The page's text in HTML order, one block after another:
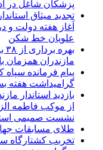
پزشکان شاغل در
تجدید میثاق
آغاز هفته دولت و
علویان خط شکن
مازندران همزمان
پیام فرمانده سپاه
گرامیداشت هفته
بازدید استاندار
از موکب فاطمه
نشست صمیمی
طلای مسابقات
تخربب کشتارگاه